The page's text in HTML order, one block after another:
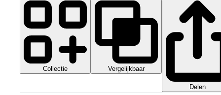
Collectie Vergelijkbaar
Delen